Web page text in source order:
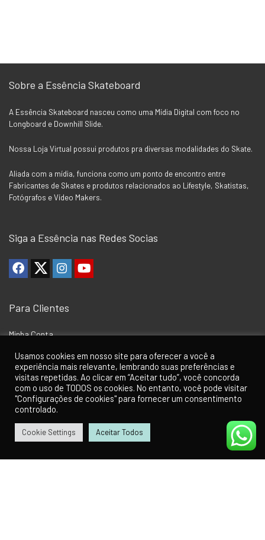
0
Sobre a Essência Skateboard
A Essência Skateboard nasceu como uma Mídia Digital com foco no
Longboard e Downhill Slide.
Nossa Loja Virtual possui produtos pra diversas modalidades do Skate.
Aliada com a mídia, funciona como um ponto de encontro entre
Fabricantes de Skates e produtos relacionados ao Lifestyle, Skatistas,
Fotógrafos e Vídeo Makers.
Siga a Essência nas Redes Socias
Para Clientes
Minha Conta
Como Comprar
Contato
Política de Privacidade
Termos de Uso
Receba Nossa Newsletter
Usamos cookies em nosso site para oferecer a você a
experiência mais relevante, lembrando suas preferências e
visitas repetidas. Ao clicar em “Aceitar tudo”, você concorda
com o uso de TODOS os cookies. No entanto, você pode visitar
"Configurações de cookies" para fornecer um consentimento
controlado.
Cookie Settings Aceitar Todos